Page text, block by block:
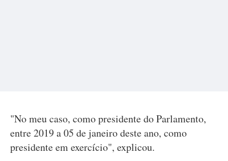
"No meu caso, como presidente do Parlamento,
entre 2019 a 05 de janeiro deste ano, como
presidente em exercício", explicou.